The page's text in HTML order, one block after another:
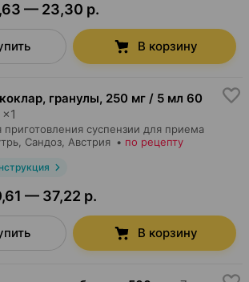
— 23,30 р.
В корзину
гранулы, 250 мг / 5 мл 60
×1
приготовления суспензии для приема
Сандоз , Австрия • по рецепту
— 37,22 р.
В корзину